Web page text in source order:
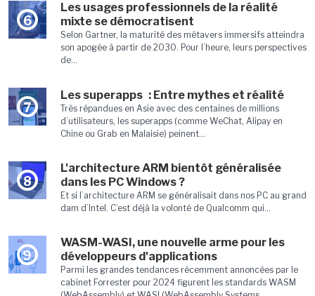
6
Les usages professionnels de la réalité
mixte se démocratisent
Selon Gartner, la maturité des métavers immersifs atteindra
son apogée à partir de 2030. Pour l’heure, leurs perspectives
de...
7
Les superapps : Entre mythes et réalité
Très répandues en Asie avec des centaines de millions
d’utilisateurs, les superapps (comme WeChat, Alipay en
Chine ou Grab en Malaisie) peinent...
8
L'architecture ARM bientôt généralisée
dans les PC Windows ?
Et si l’architecture ARM se généralisait dans nos PC au grand
dam d’Intel. C’est déjà la volonté de Qualcomm qui...
9
WASM-WASI, une nouvelle arme pour les
développeurs d'applications
Parmi les grandes tendances récemment annoncées par le
cabinet Forrester pour 2024 figurent les standards WASM